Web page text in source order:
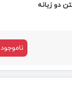
دو زبانه
ناموجود